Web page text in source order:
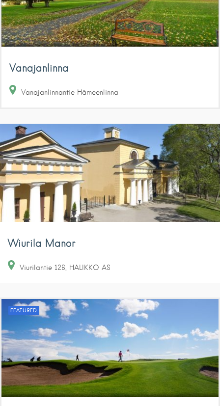
Vanajanlinna
Vanajanlinnantie Hämeenlinna
Wiurila Manor
Viurilantie 126 HALIKKO AS
FEATURED